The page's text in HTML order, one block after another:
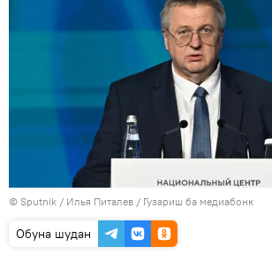
© Sputnik / Илья Питалев / Гузариш ба медиабонк
Обуна шудан